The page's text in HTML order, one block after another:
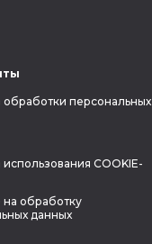
обработки персональных
COOKIE-
на обработку
данных